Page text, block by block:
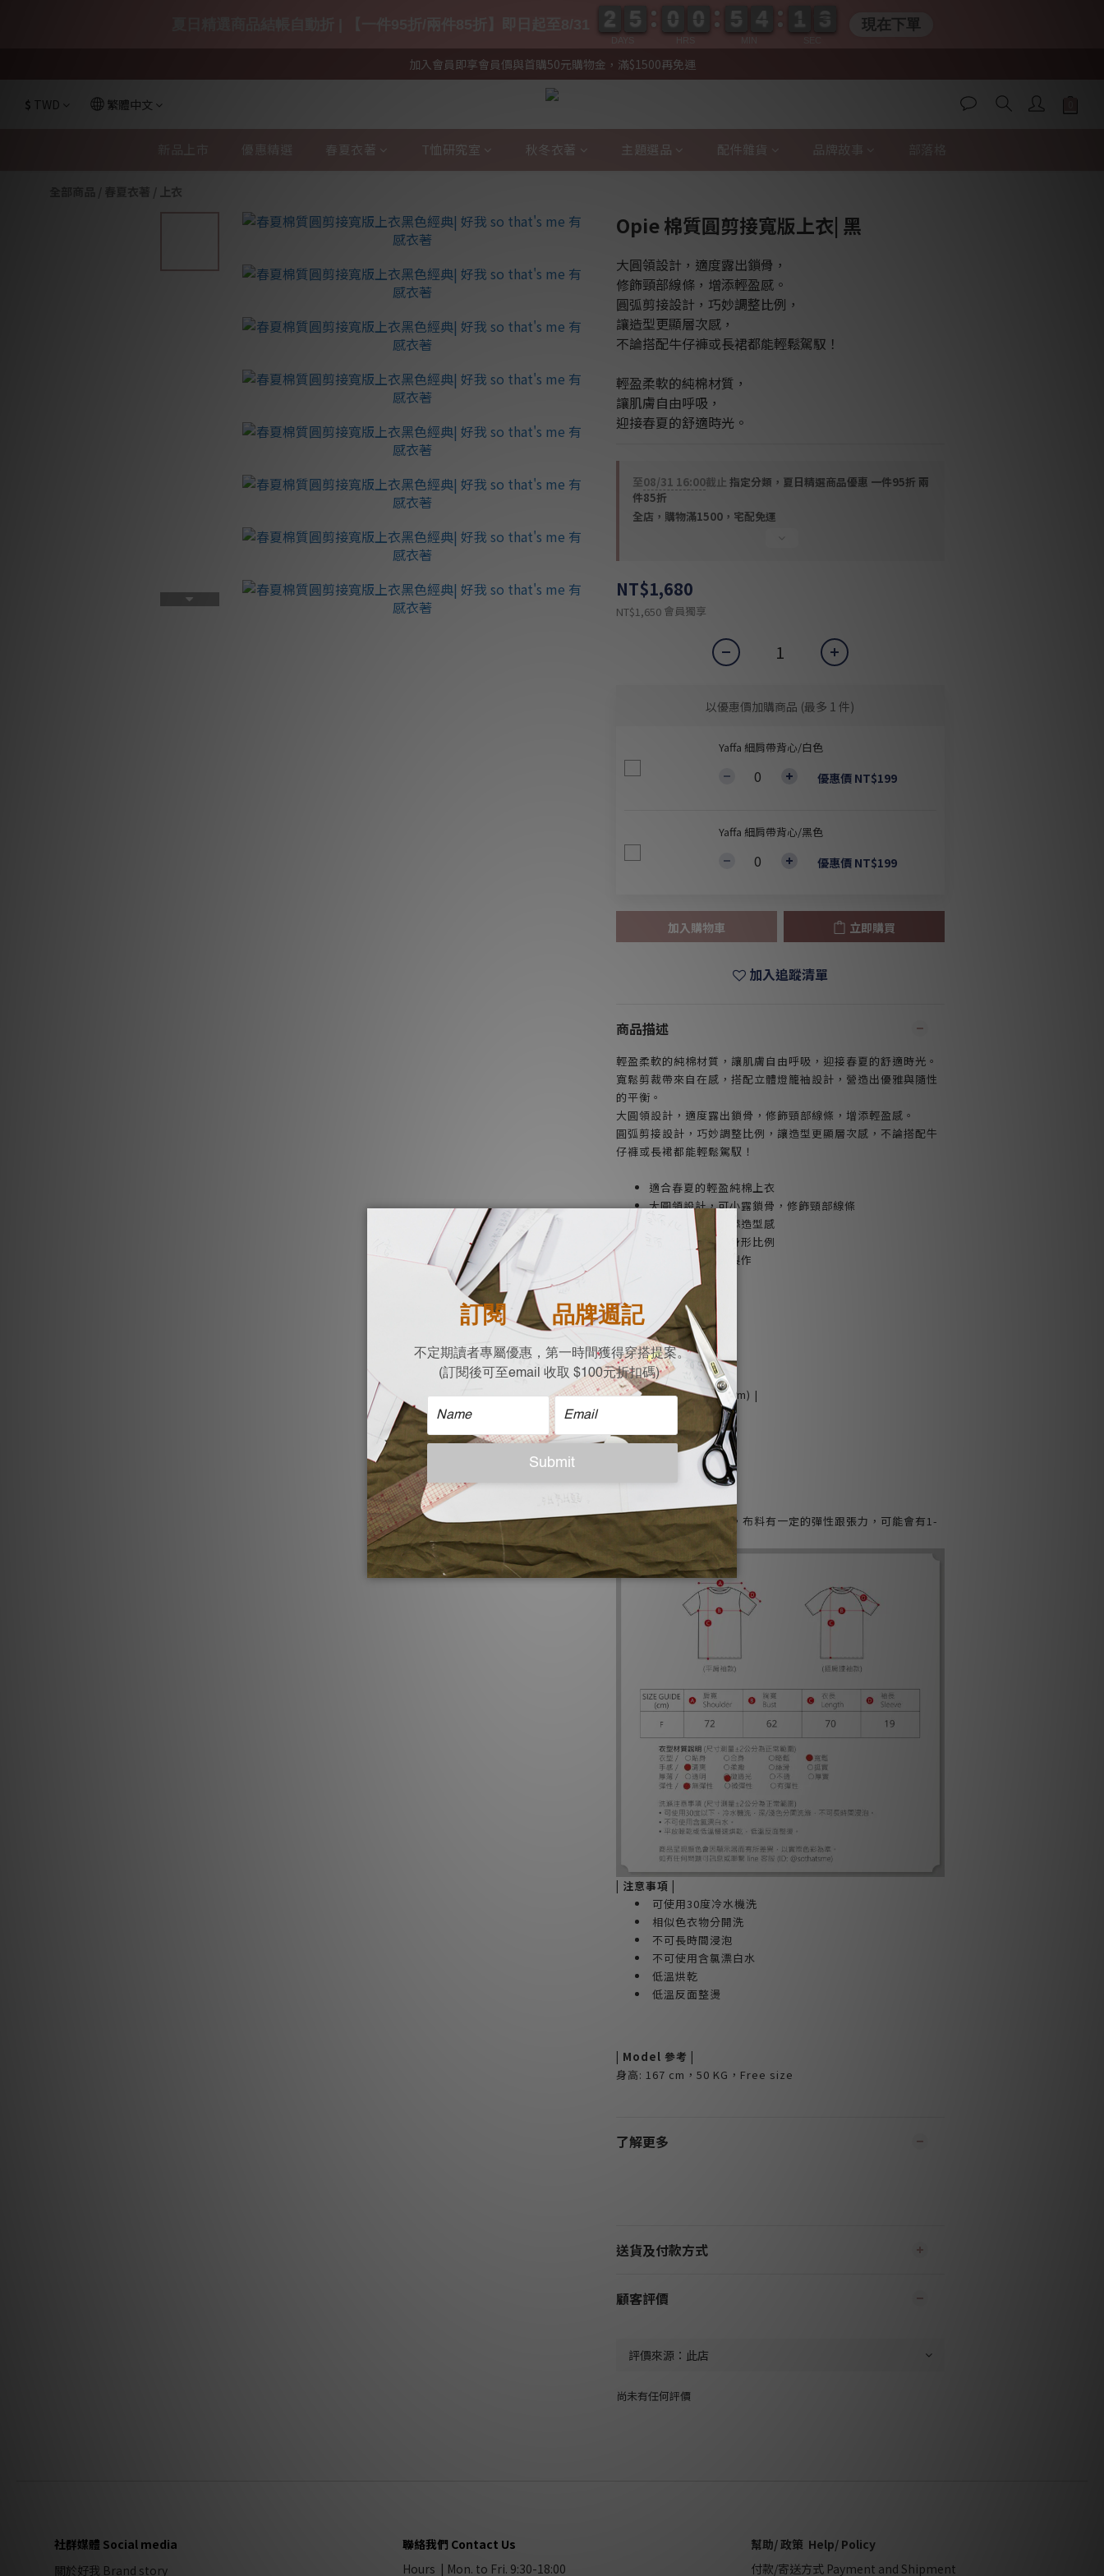
加入會員即享會員價與首購50元購物金，滿$1500再免運
$ TWD 繁體中文
優惠精選 春夏衣著 T恤研究室 秋冬衣著 主題選品 配件雜貨 品牌故事
春夏衣著 / 上衣
Opie 棉質圓剪接寬版上衣| 黑
大圓領設計，適度露出鎖骨，
修飾頸部線條，增添輕盈感。
圓弧剪接設計，巧妙調整比例，
讓造型更顯層次感，
不論搭配牛仔褲或長裙都能輕鬆駕馭！
輕盈柔軟的純棉材質，
讓肌膚自由呼吸，
迎接春夏的舒適時光。
至08/31 16:00截止 指定分類，夏日精選商品優惠 一件95折 兩
件85折
全店，購物滿1500，宅配免運
NT$1,680
NT$1,650 會員獨享
以優惠價加購商品 (最多 1 件)
Yaffa 細肩帶背心/白色
優惠價 NT$199
Yaffa 細肩帶背心/黑色
優惠價 NT$199
加入購物車 立即購買
加入追蹤清單
商品描述
輕盈柔軟的純棉材質，讓肌膚自由呼吸，迎接春夏的舒適時光。
寬鬆剪裁帶來自在感，搭配立體燈籠袖設計，營造出優雅與隨性
的平衡。
大圓領設計，適度露出鎖骨，修飾頸部線條，增添輕盈感。
圓弧剪接設計，巧妙調整比例，讓造型更顯層次感，不論搭配牛
仔褲或長裙都能輕鬆駕馭！
適合春夏的輕盈純棉上衣
大圓領設計，可小露鎖骨，修飾頸部線條
燈籠袖設計，增添造型感
圓弧剪接，修飾身形比例
台灣設計，少量製作
| 成分 |
100% 純棉 COTTON
| 尺寸 |
| Free size (平放測量cm) |
胸寬: 62
下擺寬: 65.5
袖長: 19
（尺寸數據由人工平量，布料有一定的彈性跟張力，可能會有1-
3cm的誤差。）
| 注意事項 |
可使用30度冷水機洗
相似色衣物分開洗
不可長時間浸泡
不可使用含氯漂白水
低溫烘乾
低溫反面整燙
| Model 參考 |
身高: 167 cm，50 KG，Free size
了解更多
送貨及付款方式
顧客評價
尚未有任何評價
社群媒體 Social media
關於好我 Brand story
聯絡我們 Contact Us
Hours | Mon. to Fri. 9:30-18:00
幫助/ 政策 Help/ Policy
付款/寄送方式 Payment and Shipment
2
2
2
2 5
5
5
5 0
0
0
0 0
0
0
0 現在下單